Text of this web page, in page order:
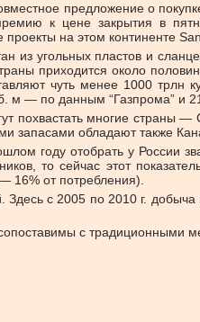
предложение о
к цене закрытия в
на этом континенте
из угольных пластов и
приходится около
чуть менее 1000 трлн
м — по данным “Газпрома” и
похвастать многие
запасами обладают также
году отобрать у России
то сейчас этот
16% от потребления).
с 2005 по 2010 г.
с традиционными